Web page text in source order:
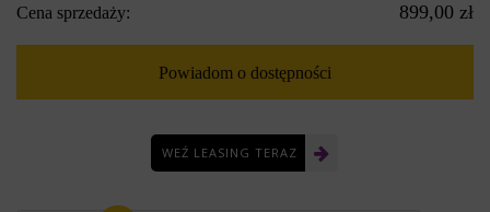
Cena sprzedaży: 899,00 zł
Powiadom o dostępności
WEŹ LEASING TERAZ